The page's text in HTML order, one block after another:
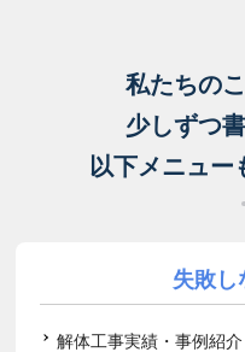
私たちの
少しずつ
以下メニュ
失敗し
解体工事実績・事例紹介